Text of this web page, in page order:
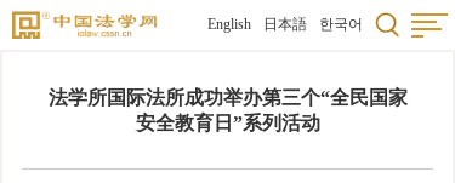
English 日本語 한국어
法学所国际法所成功举办第三个“全民国家
安全教育日”系列活动